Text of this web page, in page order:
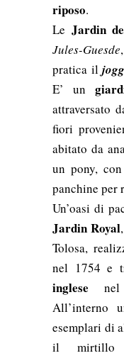
riposo.
Le Jardin
Jules-Guesde,
pratica il
E’ un
attraversato
fiori
abitato da
un pony,
panchine per
Un’oasi di
Jardin Royal
Tolosa,
nel 1754 e
inglese nel
All’interno
esemplari di
il mirtillo